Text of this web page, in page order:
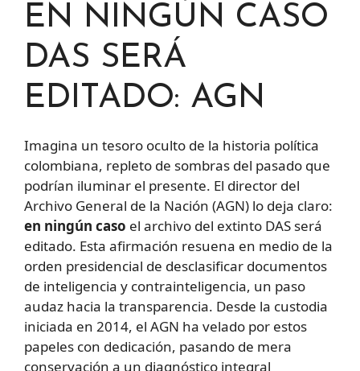
EN NINGÚN CASO
DAS SERÁ
EDITADO: AGN
Imagina un tesoro oculto de la historia política
colombiana, repleto de sombras del pasado que
podrían iluminar el presente. El director del
Archivo General de la Nación (AGN) lo deja claro:
en ningún caso el archivo del extinto DAS será
editado. Esta afirmación resuena en medio de la
orden presidencial de desclasificar documentos
de inteligencia y contrainteligencia, un paso
audaz hacia la transparencia. Desde la custodia
iniciada en 2014, el AGN ha velado por estos
papeles con dedicación, pasando de mera
conservación a un diagnóstico integral